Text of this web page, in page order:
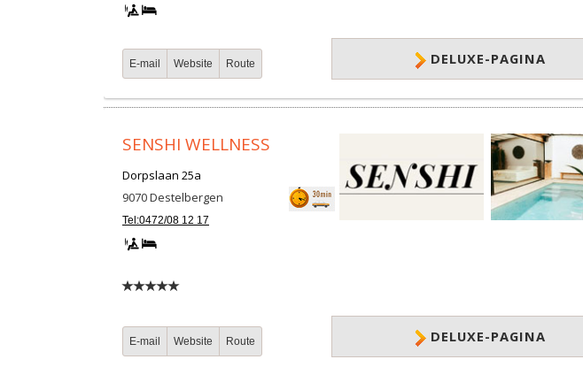
E-mail Website Route DELUXE-PAGINA
SENSHI WELLNESS
Dorpslaan 25a
9070Destelbergen
Tel:0472/08 12 17
E-mail Website Route DELUXE-PAGINA